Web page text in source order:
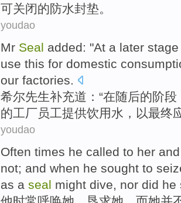
可关闭的防水封垫。
youdao
Mr Seal added: "At a later stage
use this for domestic
our factories.
希尔先生补充道 ：“在随后的阶段
的工厂员工提供饮用水 ， 以最终
youdao
Often times he called to her
not; and when he sought to
as a seal might dive, nor did he